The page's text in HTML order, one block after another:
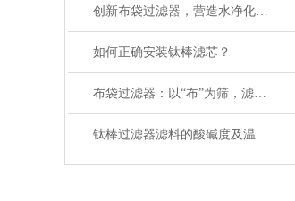
创新布袋过滤器，营造水净化新潮流
如何正确安装钛棒滤芯？
布袋过滤器：以“布”为筛，滤净粉尘杂质守护洁净​
钛棒过滤器滤料的酸碱度及温度会影响其过滤效果